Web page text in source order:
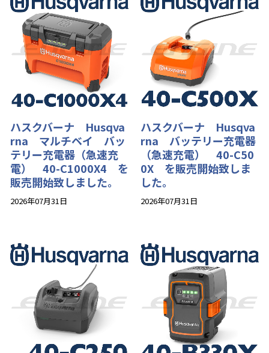
ハスクバーナ Husqva
rna マルチベイ バッ
テリー充電器（急速充
電） 40-C1000X4 を
販売開始致しました。
2026年07月31日
ハスクバーナ Husqva
rna バッテリー充電器
（急速充電） 40-C50
0X を販売開始致しま
した。
2026年07月31日